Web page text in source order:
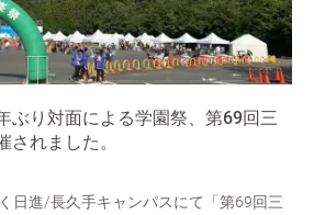
り対面による学園祭、第69回三
されました。
日進/長久手キャンパスにて「第69回三